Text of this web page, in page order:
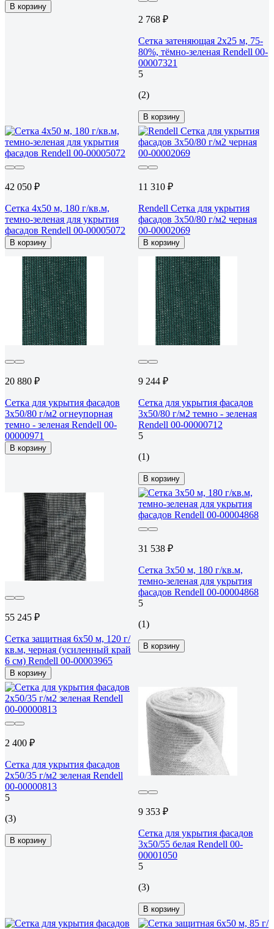
В корзину
2 768 ₽
Сетка затеняющая 2x25 м, 75-
80%, тёмно-зеленая Rendell 00-
00007321
5
(2)
В корзину
42 050 ₽
Сетка 4x50 м, 180 г/кв.м,
темно-зеленая для укрытия
фасадов Rendell 00-00005072
В корзину
11 310 ₽
Rendell Сетка для укрытия
фасадов 3х50/80 г/м2 черная
00-00002069
В корзину
20 880 ₽
Сетка для укрытия фасадов
3х50/80 г/м2 огнеупорная
темно - зеленая Rendell 00-
00000971
В корзину
9 244 ₽
Сетка для укрытия фасадов
3х50/80 г/м2 темно - зеленая
Rendell 00-00000712
5
(1)
В корзину
55 245 ₽
Сетка защитная 6x50 м, 120 г/
кв.м, черная (усиленный край
6 см) Rendell 00-00003965
В корзину
31 538 ₽
Сетка 3x50 м, 180 г/кв.м,
темно-зеленая для укрытия
фасадов Rendell 00-00004868
5
(1)
В корзину
2 400 ₽
Сетка для укрытия фасадов
2х50/35 г/м2 зеленая Rendell
00-00000813
5
(3)
В корзину
9 353 ₽
Сетка для укрытия фасадов
3х50/55 белая Rendell 00-
00001050
5
(3)
В корзину